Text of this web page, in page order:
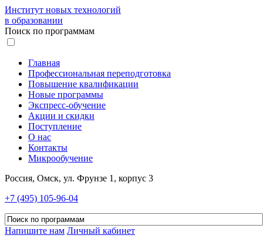
Институт новых технологий
в образовании
Поиск по программам
Главная
Профессиональная переподготовка
Повышение квалификации
Новые программы
Экспресс-обучение
Акции и скидки
Поступление
О нас
Контакты
Микрообучение
Россия, Омск, ул. Фрунзе 1, корпус 3
+7 (495) 105-96-04
Напишите нам Личный кабинет